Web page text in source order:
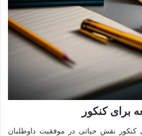
برای کنکور
نقش حیاتی در موفقیت داوطلبان